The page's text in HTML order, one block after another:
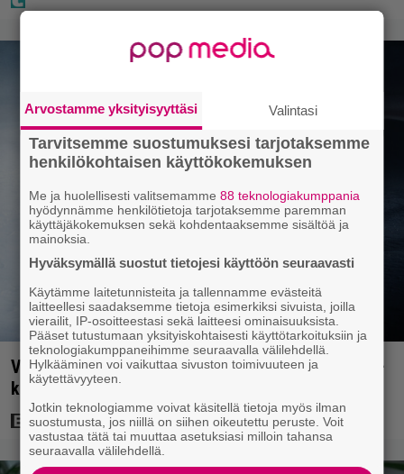
Vanhasta X-Files-leffasta julkaistaan K18-versio –
katso traileri
Arvostamme yksityisyyttäsi Valintasi
Tarvitsemme suostumuksesi tarjotaksemme
henkilökohtaisen käyttökokemuksen
Me ja huolellisesti valitsemamme88 teknologiakumppania
hyödynnämme henkilötietoja tarjotaksemme paremman
käyttäjäkokemuksen sekä kohdentaaksemme sisältöä ja
mainoksia.
Hyväksymällä suostut tietojesi käyttöön seuraavasti
Käytämme laitetunnisteita ja tallennamme evästeitä
laitteellesi saadaksemme tietoja esimerkiksi sivuista, joilla
vierailit, IP-osoitteestasi sekä laitteesi ominaisuuksista.
Pääset tutustumaan yksityiskohtaisesti käyttötarkoituksiin ja
teknologiakumppaneihimme seuraavalla välilehdellä.
Hylkääminen voi vaikuttaa sivuston toimivuuteen ja
käytettävyyteen.
Jotkin teknologiamme voivat käsitellä tietoja myös ilman
suostumusta, jos niillä on siihen oikeutettu peruste. Voit
vastustaa tätä tai muuttaa asetuksiasi milloin tahansa
seuraavalla välilehdellä.